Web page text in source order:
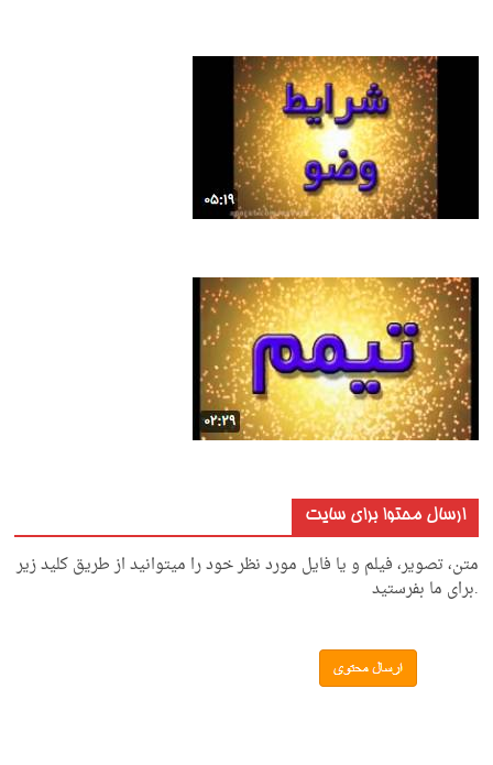
ارسال محتوا برای سایت
متن، تصویر، فیلم و یا فایل مورد نظر خود را میتوانید از طریق کلید زیر
.برای ما بفرستید